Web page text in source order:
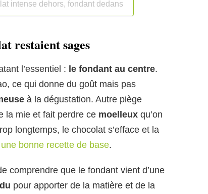
intense dehors, fondant dedans
restaient sages
l’essentiel : le fondant au centre.
ce qui donne du goût mais pas
à la dégustation. Autre piège
la mie et fait perdre ce moelleux qu’on
longtemps, le chocolat s’efface et la
une bonne recette de base.
comprendre que le fondant vient d’une
pour apporter de la matière et de la